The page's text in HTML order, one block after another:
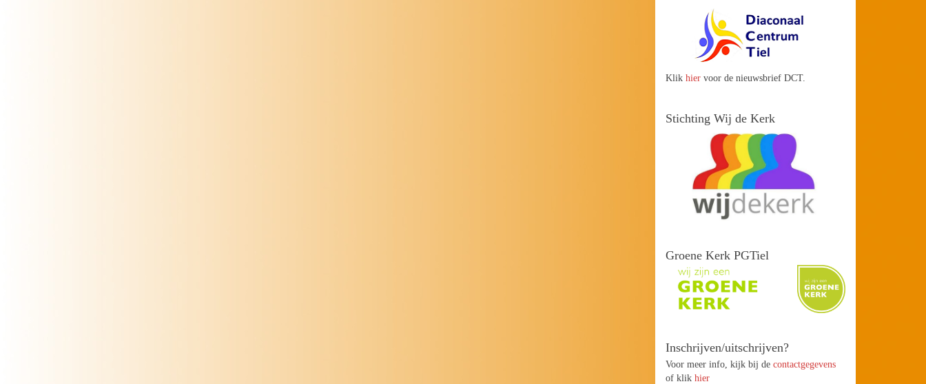
Klikhier voor de nieuwsbrief DCT.
Stichting Wij de Kerk
Groene Kerk PGTiel
Inschrijven/uitschrijven?
Voor meer info, kijk bij decontactgegevens
of klikhier